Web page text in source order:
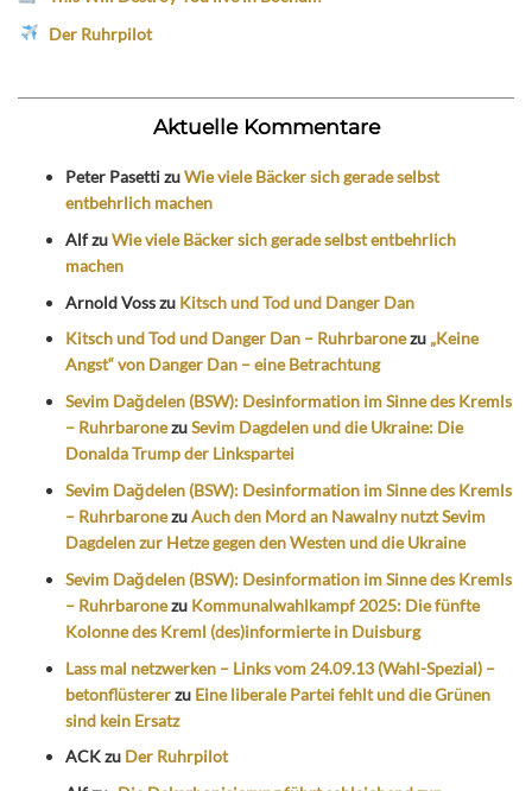
Der Ruhrpilot
Aktuelle Kommentare
Peter PasettizuWie viele Bäcker sich gerade selbst
entbehrlich machen
AlfzuWie viele Bäcker sich gerade selbst entbehrlich
machen
Arnold Vosszu Kitsch und Tod und Danger Dan
Kitsch und Tod und Danger Dan – Ruhrbaronezu „Keine
Angst“ von Danger Dan – eine Betrachtung
Sevim Dağdelen (BSW): Desinformation im Sinne des Kremls
– RuhrbaronezuSevim Dagdelen und die Ukraine: Die
Donalda Trump der Linkspartei
Sevim Dağdelen (BSW): Desinformation im Sinne des Kremls
– RuhrbaronezuAuch den Mord an Nawalny nutzt Sevim
Dagdelen zur Hetze gegen den Westen und die Ukraine
Sevim Dağdelen (BSW): Desinformation im Sinne des Kremls
– Ruhrbaronezu Kommunalwahlkampf 2025: Die fünfte
Kolonne des Kreml (des)informierte in Duisburg
Lass mal netzwerken – Links vom 24.09.13 (Wahl-Spezial) –
betonflüstererzu Eine liberale Partei fehlt und die Grünen
sind kein Ersatz
ACKzu Der Ruhrpilot